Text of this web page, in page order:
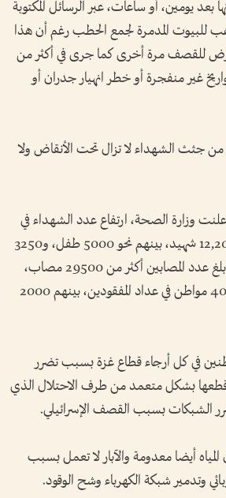
بعد يومين، أو ساعات، عبر الرسائل المكتوبة
للبيوت المدمرة لجمع الحطب رغم أن هذا
للقصف مرة أخرى كما جرى في أكثر من
غير منفجرة أو خطر انهيار جدران أو
من جثث الشهداء لا تزال تحت الأنقاض ولا
وزارة الصحة، ارتفاع عدد الشهداء في
قطاع غزة، إلى أكثر من 12,200 شهيد، بينهم نحو 5000 طفل، و3250
امرأة، و690 مسنًا، فيما بلغ عدد المصابين أكثر من 29500 مصاب،
وفيما لا يزال أكثر من 4000 مواطن في عداد المفقودين، بينهم 2000
في كل أرجاء قطاع غزة بسبب تضرر
بشكل متعمد من طرف الاحتلال الذي
الشبكات بسبب القصف الإسرائيلي.
المياه أيضا معدومة والآبار لا تعمل بسبب
وتدمير شبكة الكهرباء وشح الوقود.